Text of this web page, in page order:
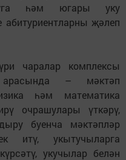
һәм югары уку
җәлеп
чаралар комплексы
арасында – мәктәп
һәм математика
очрашулары үткәрү,
буенча мәктәпләр
итү, укытучыларга
укучылар белән